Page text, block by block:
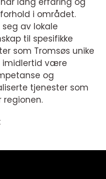
i området.
av lokale
til spesifikke
som Tromsøs unike
imidlertid være
og
tjenester som
regionen.